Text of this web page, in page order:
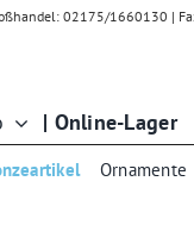
02175/1660130 |
| Online-Lager
Ornamente